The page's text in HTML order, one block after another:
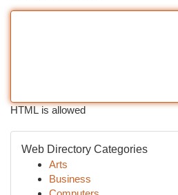
HTML is allowed
Web Directory Categories
Arts
Business